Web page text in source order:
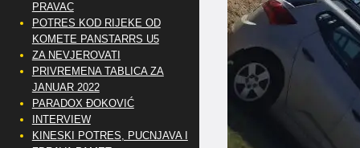
PRAVAC
POTRES KOD RIJEKE OD
KOMETE PANSTARRS U5
ZA NEVJEROVATI
PRIVREMENA TABLICA ZA
JANUAR 2022
PARADOX ĐOKOVIĆ
INTERVIEW
KINESKI POTRES, PUCNJAVA I